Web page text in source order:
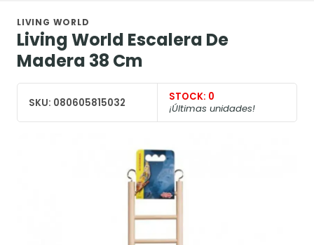
LIVING WORLD
Living World Escalera De
Madera 38 Cm
SKU: 080605815032 STOCK: 0
¡Últimas unidades!